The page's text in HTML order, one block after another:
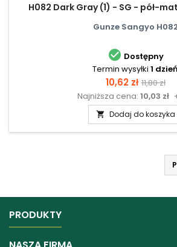
H082 Dark Gray (1) - SG - pół-
Gunze Sangyo H082
 Dostępny
Termin wysyłki 1 dzień
Cena
10,62 zł Cena
11,80 zł
Najniższa cena: 10,03 zł
 Dodaj do koszyka
PRODUKTY